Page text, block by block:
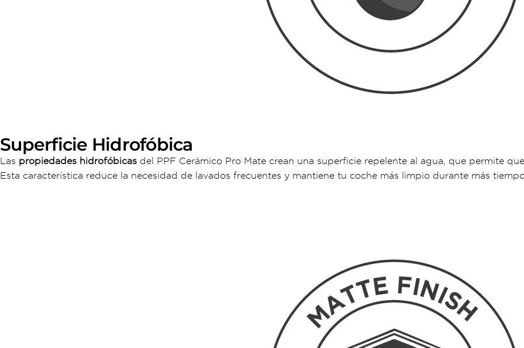
Superficie Hidrofóbica
Las propiedades hidrofóbicas del PPF Cerámico Pro Mate crean una superficie repelente al agua, que permite
Esta característica reduce la necesidad de lavados frecuentes y mantiene tu coche más limpio durante más